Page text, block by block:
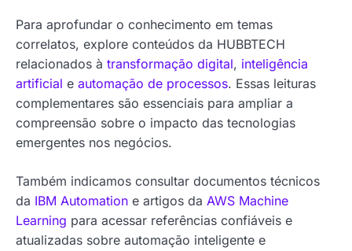
Para aprofundar o conhecimento em temas
correlatos, explore conteúdos da HUBBTECH
relacionados à transformação digital, inteligência
artificial e automação de processos. Essas leituras
complementares são essenciais para ampliar a
compreensão sobre o impacto das tecnologias
emergentes nos negócios.
Também indicamos consultar documentos técnicos
da IBM Automation e artigos da AWS Machine
Learning para acessar referências confiáveis e
atualizadas sobre automação inteligente e